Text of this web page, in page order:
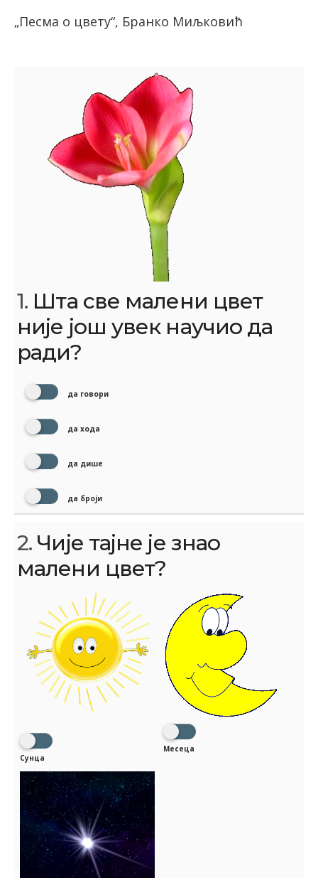
„Песма о цвету“, Бранко Миљковић
1. Шта све малени цвет
није још увек научио да
ради?
да говори
да хода
да дише
да броји
2. Чије тајне је знао
малени цвет?
Сунца
Месеца